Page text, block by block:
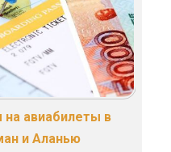
авиабилеты в
и Аланью